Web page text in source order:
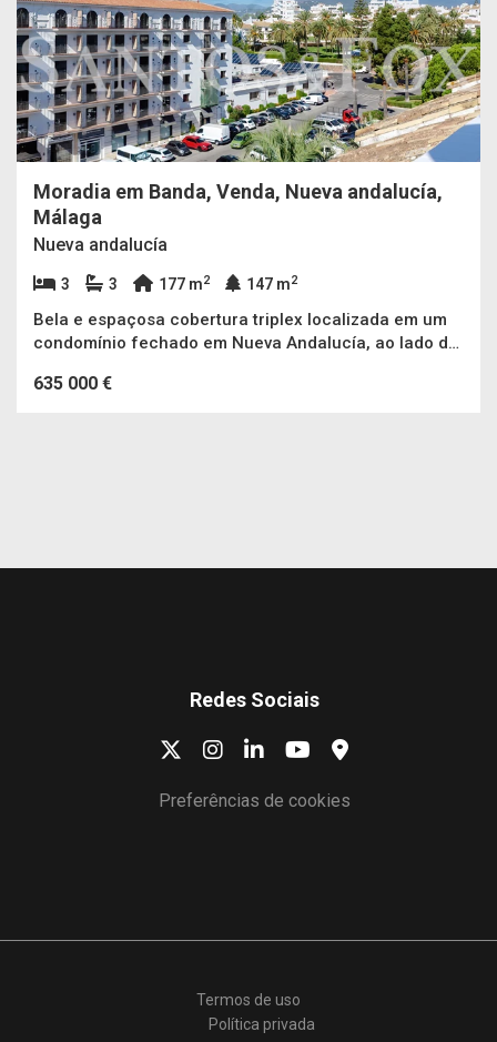
Moradia em Banda, Venda, Nueva andalucía,
Málaga
Nueva andalucía
3 3 177 m2 147 m2
Bela e espaçosa cobertura triplex localizada em um
condomínio fechado em Nueva Andalucía, ao lado do
635 000 €
Redes Sociais
Preferências de cookies
Termos de uso
Política privada